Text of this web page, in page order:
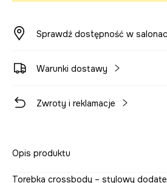
Sprawdź dostępność w
Warunki dostawy
Zwroty i reklamacje
Opis produktu
Torebka crossbody – stylowy